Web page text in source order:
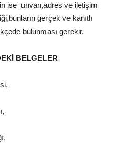
ise unvan,adres ve iletişim
gerçek ve kanıtlı
bulunması gerekir.
BELGELER